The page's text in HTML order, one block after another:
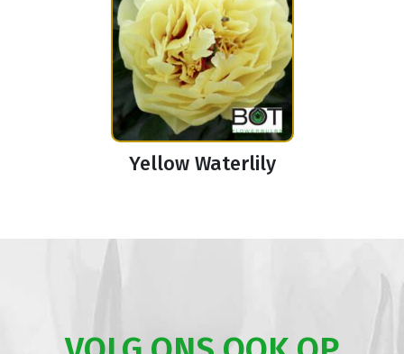
Yellow Waterlily